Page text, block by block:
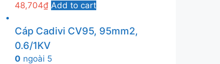
48,704₫ Add to cart
Cáp Cadivi CV95, 95mm2,
0.6/1KV
0 ngoài 5